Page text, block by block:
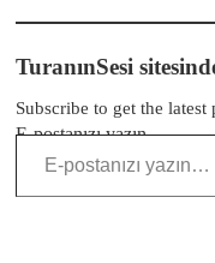
TuranınSesi
Subscribe to get the
E-postanızı yazın…